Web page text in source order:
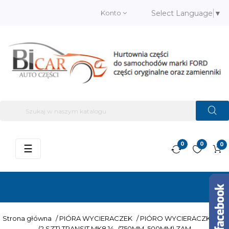
Konto Select Language ▼
0
0
0
Przełącz
☰
Strona główna / PIÓRA WYCIERACZEK / PIÓRO WYCIERACZKI KPL